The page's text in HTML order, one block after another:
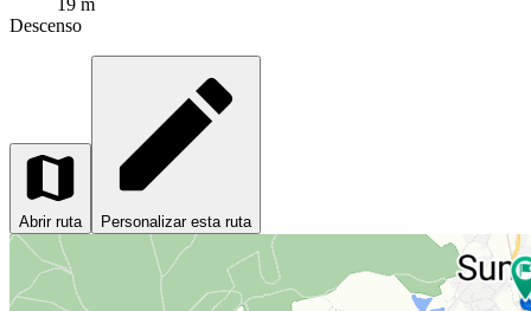
19 m
Descenso
Abrir ruta Personalizar esta ruta